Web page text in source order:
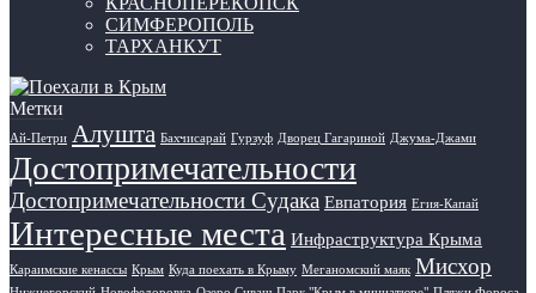
СИМФЕРОПОЛЬ
ТАРХАНКУТ
Метки
Ай-Петри Алушта Бахчисарай Гурзуф Дворец Гагариной Джума-Джами
Достопримечательности
Достопримечательности Судака Евпатория Егия-Капай
Интересные места Инфраструктура Крыма
Караимские кенассы Крым Куда поехать в Крыму Меганомский маяк Мисхор